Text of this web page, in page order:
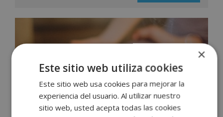
×
Este sitio web utiliza cookies
Este sitio web usa cookies para mejorar la
experiencia del usuario. Al utilizar nuestro
sitio web, usted acepta todas las cookies